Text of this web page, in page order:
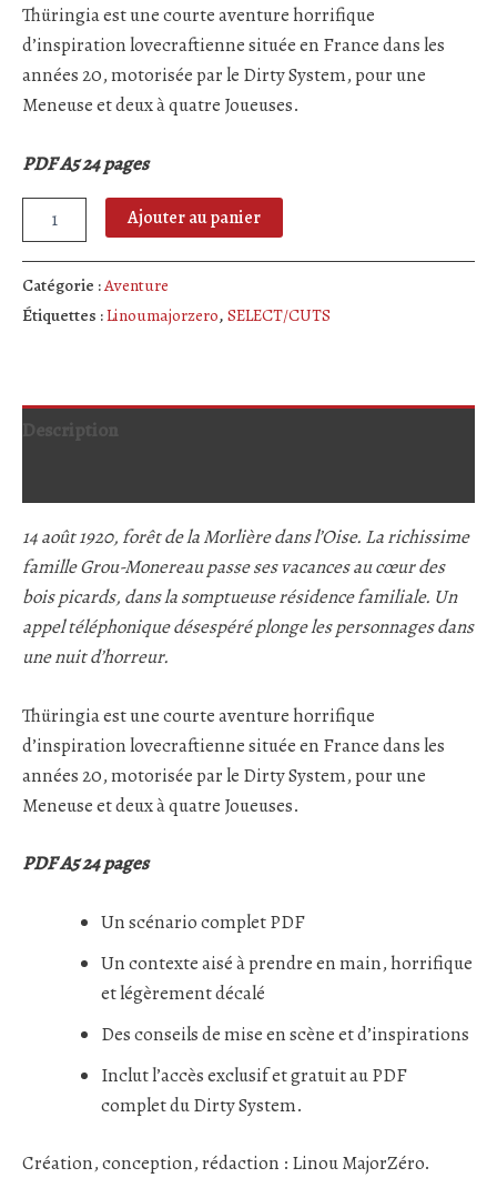
Thüringia est une courte aventure horrifique
d’inspiration lovecraftienne située en France dans les
années 20, motorisée par le Dirty System, pour une
Meneuse et deux à quatre Joueuses.
PDF A5 24 pages
Ajouter au panier
Catégorie :Aventure
Étiquettes :Linoumajorzero,SELECT/CUTS
Description
14 août 1920, forêt de la Morlière dans l’Oise. La richissime
famille Grou-Monereau passe ses vacances au cœur des
bois picards, dans la somptueuse résidence familiale. Un
appel téléphonique désespéré plonge les personnages dans
une nuit d’horreur.
Thüringia est une courte aventure horrifique
d’inspiration lovecraftienne située en France dans les
années 20, motorisée par le Dirty System, pour une
Meneuse et deux à quatre Joueuses.
PDF A5 24 pages
Un scénario complet PDF
Un contexte aisé à prendre en main, horrifique
et légèrement décalé
Des conseils de mise en scène et d’inspirations
Inclut l’accès exclusif et gratuit au PDF
complet du Dirty System.
Création, conception, rédaction : Linou MajorZéro.